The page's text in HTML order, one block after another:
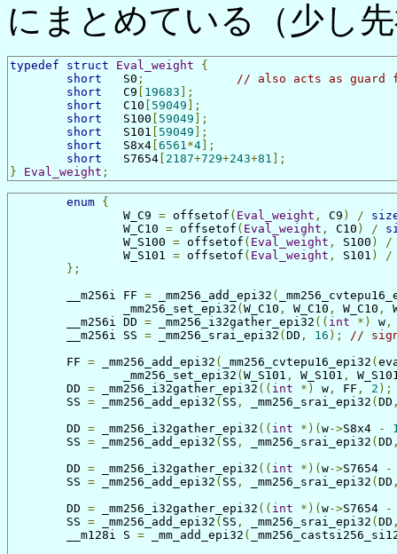
にまとめている（少し
typedef struct Eval_weight
{
short
	S0
;
// also acts as guard for
short
	C9
19683 ];
short
	C10
59049 ];
short
	S100
59049 ];
short
	S101
59049 ];
short
	S8x4
6561*4 ];
short
	S7654
2187+729+243+81 ];
}
Eval_weight ;
enum {
		W_C9
= offsetof ( Eval_weight , C9 ) /
		W_C10
= offsetof ( Eval_weight , C10 ) /
		W_S100
= offsetof ( Eval_weight , S100 )
/
		W_S101
= offsetof ( Eval_weight , S101 )
/
};
	__m256i FF
= _mm256_add_epi32 (
		_mm256_set_epi32
( W_C10 , W_C10 , W_C10 ,
	__m256i DD
= _mm256_i32gather_epi32 (( int *) w ,
	__m256i SS
= _mm256_srai_epi32 ( DD , 16 );
//
	FF
= _mm256_add_epi32 ( _mm256_cvtepu16_epi32 (
		_mm256_set_epi32
( W_S101 , W_S101 ,
	DD
= _mm256_i32gather_epi32 (( int *) w , FF , 2 );
	SS
= _mm256_add_epi32 ( SS , _mm256_srai_epi32 ( DD
	DD
= _mm256_i32gather_epi32 (( int *)( w->S8x4 -
	SS
= _mm256_add_epi32 ( SS , _mm256_srai_epi32 ( DD
	DD
= _mm256_i32gather_epi32 (( int *)( w->S7654
-
	SS
= _mm256_add_epi32 ( SS , _mm256_srai_epi32 ( DD
	DD
= _mm256_i32gather_epi32 (( int *)( w->S7654
-
	SS
= _mm256_add_epi32 ( SS , _mm256_srai_epi32 ( DD
	__m128i S
= _mm_add_epi32 (